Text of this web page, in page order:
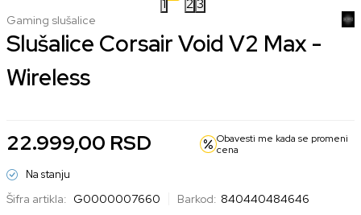
1 2 3
Gaming slušalice
Slušalice Corsair Void V2 Max -
Wireless
22.999,00 RSD
Obavesti me kada se promeni
cena
Na stanju
Šifra artikla: G0000007660 Barkod: 840440484646